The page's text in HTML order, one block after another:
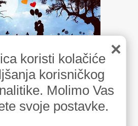
×
koristi kolačiće
korisničkog
Molimo Vas
svoje postavke.